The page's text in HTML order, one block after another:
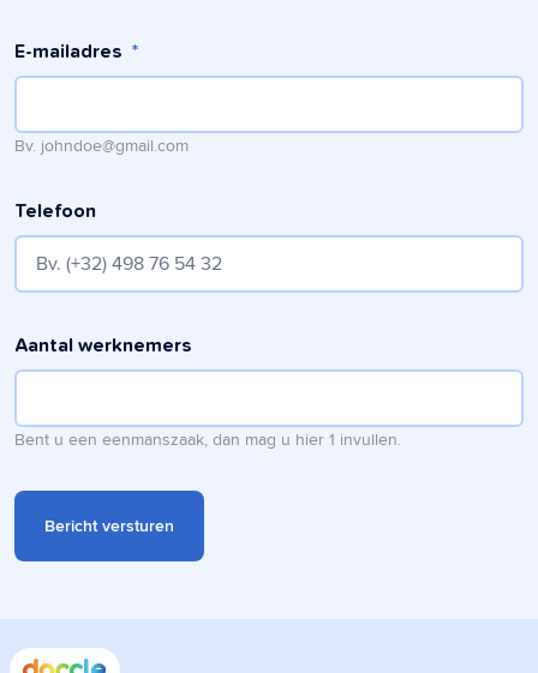
E-mailadres *
Bv. johndoe@gmail.com
Telefoon
Aantal werknemers
Bent u een eenmanszaak, dan mag u hier 1 invullen.